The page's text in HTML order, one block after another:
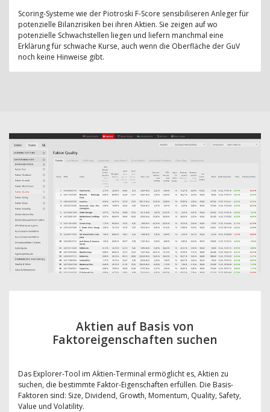
Scoring-Systeme wie der Piotroski F-Score sensibiliseren Anleger für
potenzielle Bilanzrisiken bei ihren Aktien. Sie zeigen auf wo
potenzielle Schwachstellen liegen und liefern manchmal eine
Erklärung für schwache Kurse, auch wenn die Oberfläche der GuV
noch keine Hinweise gibt.
Aktien auf Basis von
Faktoreigenschaften suchen
Das Explorer-Tool im Aktien-Terminal ermöglicht es, Aktien zu
suchen, die bestimmte Faktor-Eigenschaften erfüllen. Die Basis-
Faktoren sind: Size, Dividend, Growth, Momentum, Quality, Safety,
Value und Volatility.